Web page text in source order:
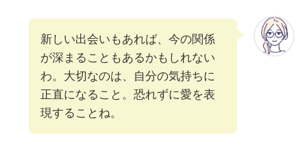
新しい出会いもあれば、今の関係
が深まることもあるかもしれない
わ。大切なのは、自分の気持ちに
正直になること。恐れずに愛を表
現することね。